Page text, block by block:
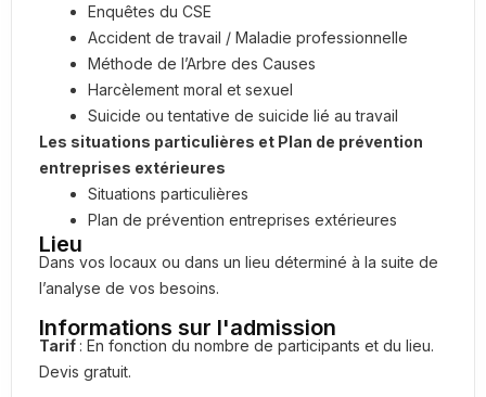
Enquêtes du CSE
Accident de travail / Maladie professionnelle
Méthode de l’Arbre des Causes
Harcèlement moral et sexuel
Suicide ou tentative de suicide lié au travail
Les situations particulières et Plan de prévention
entreprises extérieures
Situations particulières
Plan de prévention entreprises extérieures
Lieu
Dans vos locaux ou dans un lieu déterminé à la suite de
l’analyse de vos besoins.
Informations sur l'admission
Tarif : En fonction du nombre de participants et du lieu.
Devis gratuit.